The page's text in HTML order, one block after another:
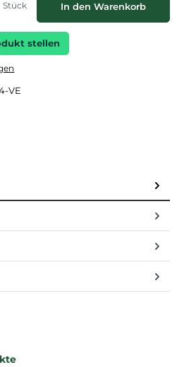
Stück In den Warenkorb
stellen
VE